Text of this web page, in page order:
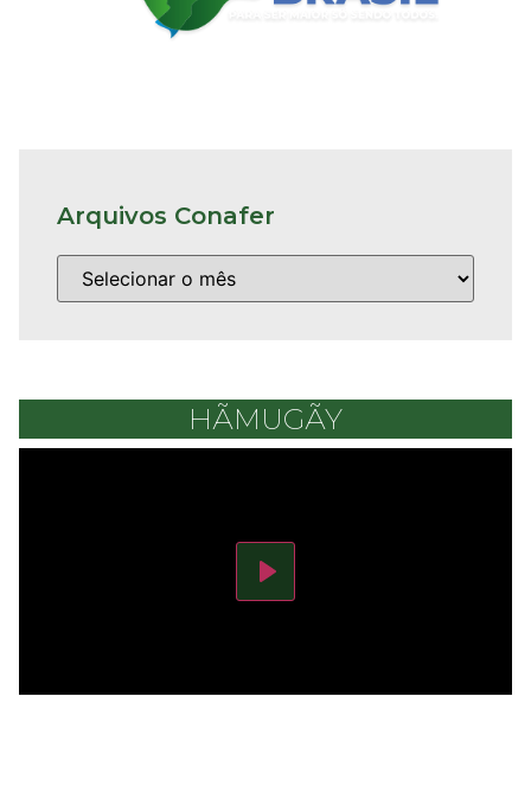
Arquivos Conafer
HÃMUGÃY
Play